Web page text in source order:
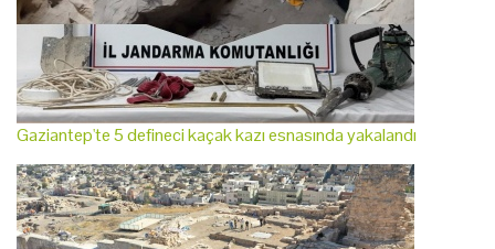
Gaziantep'te 5 defineci kaçak kazı esnasında yakalandı